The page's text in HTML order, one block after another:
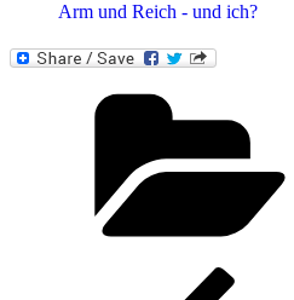
Arm und Reich - und ich?
Beitragsnavigation